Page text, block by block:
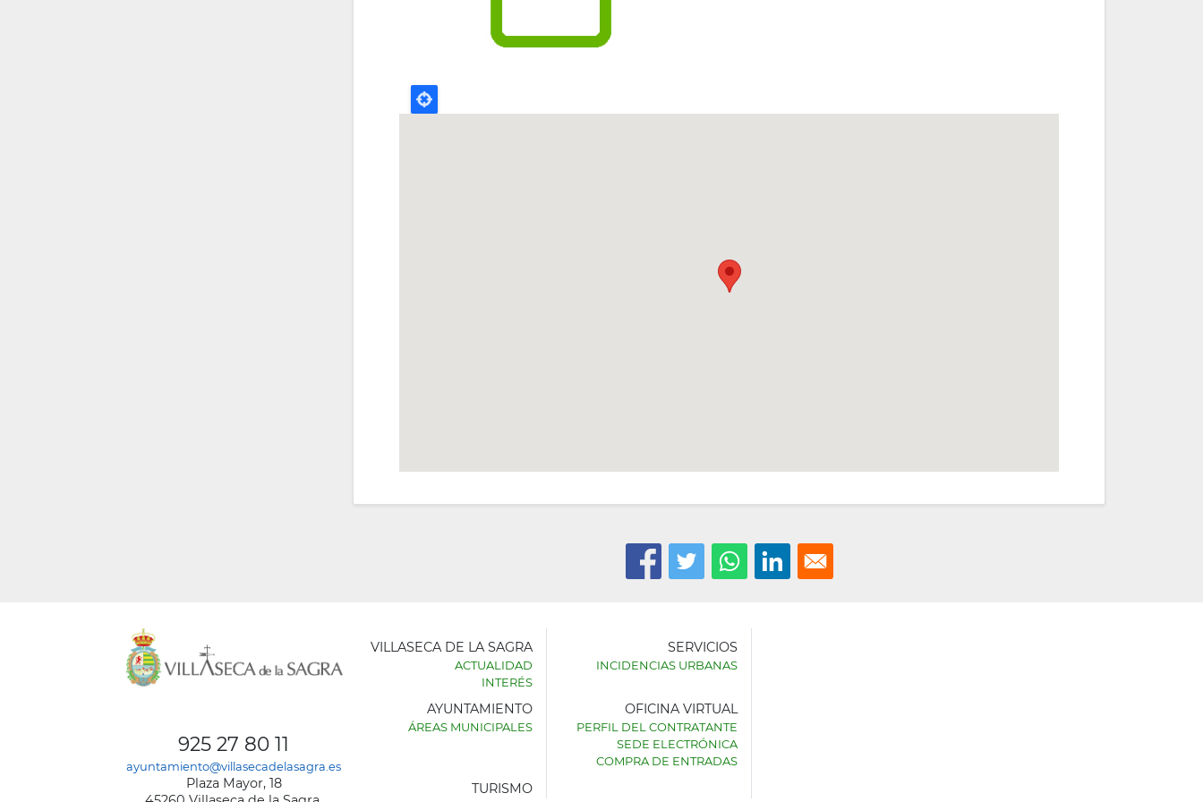
925 27 80 11
ayuntamiento@villasecadelasagra.es
Plaza Mayor, 18
AYUNTAMIENTO
VILLASECA DE LA SAGRA
ACTUALIDAD
INTERÉS
SERVICIOS
INCIDENCIAS URBANAS
AYUNTAMIENTO
ÁREAS MUNICIPALES
OFICINA VIRTUAL
PERFIL DEL CONTRATANTE
SEDE ELECTRÓNICA
COMPRA DE ENTRADAS
TURISMO